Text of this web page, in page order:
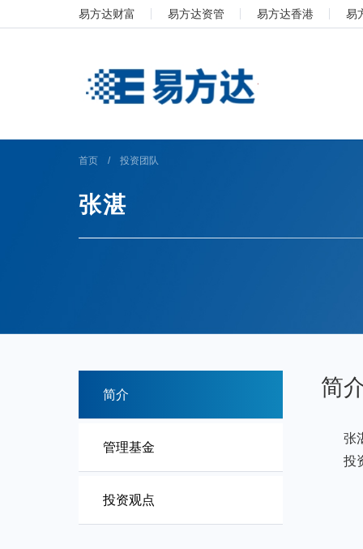
易方达财富 易方达资管 易方达香港 易
首页 / 投资团队
张湛
简介
管理基金
投资观点
简
张
投